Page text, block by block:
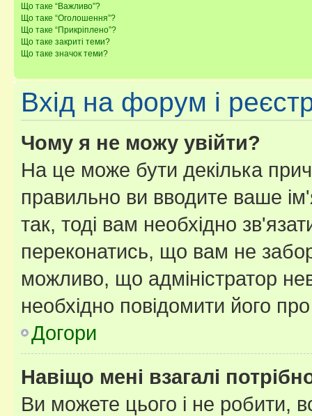
Що таке “Важливо”?
Що таке “Оголошення”?
Що таке “Прикріплено”?
Що таке закриті теми?
Що таке значок теми?
Вхід на форум і
Чому я не можу увійти?
На це може бути декілька
правильно ви вводите ваше
так, тоді вам необхідно
переконатись, що вам не
можливо, що адміністратор
необхідно повідомити його
Догори
Навіщо мені взагалі
Ви можете цього і не робити,